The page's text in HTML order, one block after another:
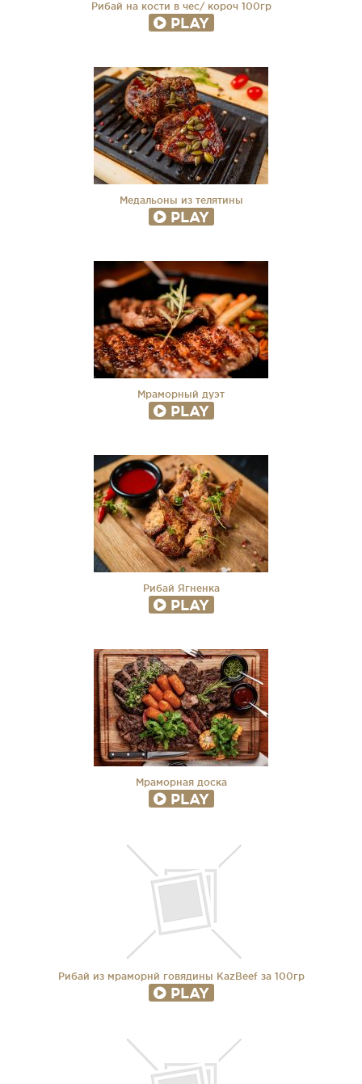
Рибай на кости в чес/ короч 100гр
PLAY
Медальоны из телятины
PLAY
Мраморный дуэт
PLAY
Рибай Ягненка
PLAY
Мраморная доска
PLAY
Рибай из мраморнй говядины KazBeef за 100гр
PLAY